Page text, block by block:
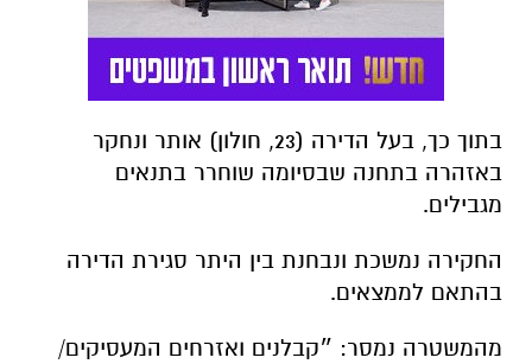
בתוך כך, בעל הדירה (23, חולון) אותר ונחקר
באזהרה בתחנה שבסיומה שוחרר בתנאים
מגבילים.
החקירה נמשכת ונבחנת בין היתר סגירת הדירה
בהתאם לממצאים.
מהמשטרה נמסר: ״קבלנים ואזרחים המעסיקים/